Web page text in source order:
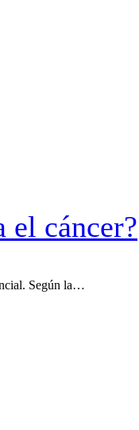
el cáncer?
Según la…